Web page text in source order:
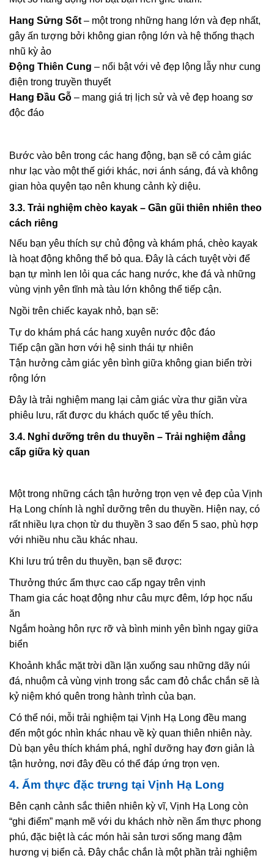
Hang Sửng Sốt – một trong những hang lớn và đẹp nhất,
gây ấn tượng bởi không gian rộng lớn và hệ thống thạch
nhũ kỳ ảo
Động Thiên Cung – nổi bật với vẻ đẹp lộng lẫy như cung
điện trong truyền thuyết
Hang Đầu Gỗ – mang giá trị lịch sử và vẻ đẹp hoang sơ
độc đáo
Bước vào bên trong các hang động, bạn sẽ có cảm giác
như lạc vào một thế giới khác, nơi ánh sáng, đá và không
gian hòa quyện tạo nên khung cảnh kỳ diệu.
3.3. Trải nghiệm chèo kayak – Gần gũi thiên nhiên theo
cách riêng
Nếu bạn yêu thích sự chủ động và khám phá, chèo kayak
là hoạt động không thể bỏ qua. Đây là cách tuyệt vời để
bạn tự mình len lỏi qua các hang nước, khe đá và những
vùng vịnh yên tĩnh mà tàu lớn không thể tiếp cận.
Ngồi trên chiếc kayak nhỏ, bạn sẽ:
Tự do khám phá các hang xuyên nước độc đáo
Tiếp cận gần hơn với hệ sinh thái tự nhiên
Tận hưởng cảm giác yên bình giữa không gian biển trời
rộng lớn
Đây là trải nghiệm mang lại cảm giác vừa thư giãn vừa
phiêu lưu, rất được du khách quốc tế yêu thích.
3.4. Nghỉ dưỡng trên du thuyền – Trải nghiệm đẳng
cấp giữa kỳ quan
Một trong những cách tận hưởng trọn vẹn vẻ đẹp của Vịnh
Hạ Long chính là nghỉ dưỡng trên du thuyền. Hiện nay, có
rất nhiều lựa chọn từ du thuyền 3 sao đến 5 sao, phù hợp
với nhiều nhu cầu khác nhau.
Khi lưu trú trên du thuyền, bạn sẽ được:
Thưởng thức ẩm thực cao cấp ngay trên vịnh
Tham gia các hoạt động như câu mực đêm, lớp học nấu
ăn
Ngắm hoàng hôn rực rỡ và bình minh yên bình ngay giữa
biển
Khoảnh khắc mặt trời dần lặn xuống sau những dãy núi
đá, nhuộm cả vùng vịnh trong sắc cam đỏ chắc chắn sẽ là
kỷ niệm khó quên trong hành trình của bạn.
Có thể nói, mỗi trải nghiệm tại Vịnh Hạ Long đều mang
đến một góc nhìn khác nhau về kỳ quan thiên nhiên này.
Dù bạn yêu thích khám phá, nghỉ dưỡng hay đơn giản là
tận hưởng, nơi đây đều có thể đáp ứng trọn vẹn.
4. Ẩm thực đặc trưng tại Vịnh Hạ Long
Bên cạnh cảnh sắc thiên nhiên kỳ vĩ, Vịnh Hạ Long còn
“ghi điểm” mạnh mẽ với du khách nhờ nền ẩm thực phong
phú, đặc biệt là các món hải sản tươi sống mang đậm
hương vị biển cả. Đây chắc chắn là một phần trải nghiệm